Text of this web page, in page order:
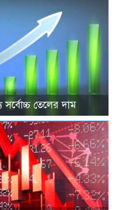
তেলের দাম